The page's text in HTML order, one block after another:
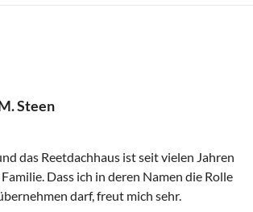
Steen
das Reetdachhaus ist seit vielen Jahren
Dass ich in deren Namen die Rolle
darf, freut mich sehr.